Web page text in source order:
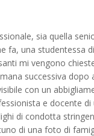
sia quella
fa, una studentessa
mi vengono
successiva dopo
con un
e docente
di condotta
di una foto di